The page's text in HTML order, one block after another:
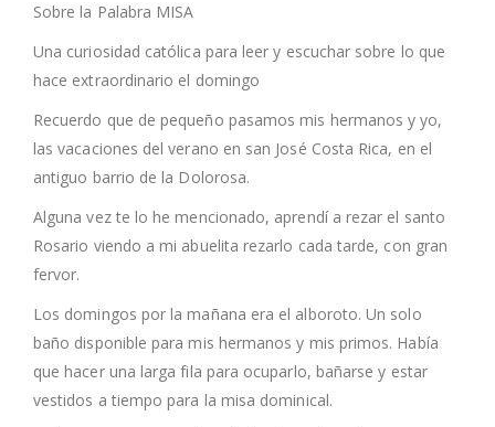
Sobre la Palabra MISA
Una curiosidad católica para leer y escuchar sobre lo que
hace extraordinario el domingo
Recuerdo que de pequeño pasamos mis hermanos y yo,
las vacaciones del verano en san José Costa Rica, en el
antiguo barrio de la Dolorosa.
Alguna vez te lo he mencionado, aprendí a rezar el santo
Rosario viendo a mi abuelita rezarlo cada tarde, con gran
fervor.
Los domingos por la mañana era el alboroto. Un solo
baño disponible para mis hermanos y mis primos. Había
que hacer una larga fila para ocuparlo, bañarse y estar
vestidos a tiempo para la misa dominical.